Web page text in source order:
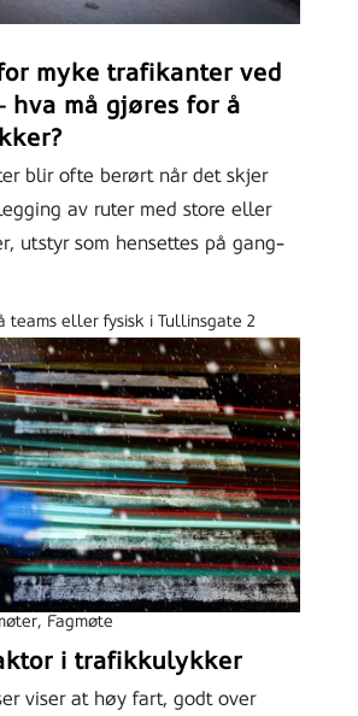
myke trafikanter ved
hva må gjøres for å
blir ofte berørt når det skjer
av ruter med store eller
utstyr som hensettes på gang-
teams eller fysisk i Tullinsgate 2
, Fagmøte
i trafikkulykker
viser at høy fart, godt over